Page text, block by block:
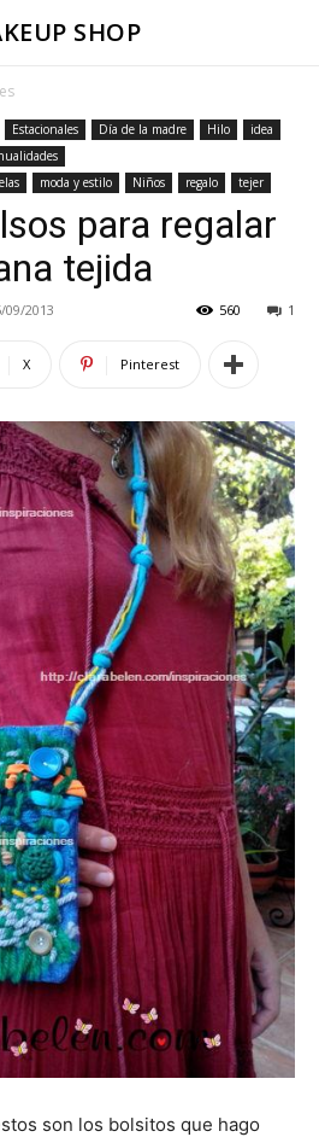
SHOP
Estacionales Día de la madre Hilo
idea
moda y estilo Niños regalo tejer
para regalar
tejida
09/2013 1
560
X Pinterest
son los bolsitos que hago